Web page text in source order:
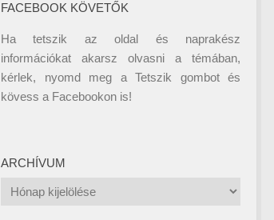
FACEBOOK KÖVETŐK
Ha tetszik az oldal és naprakész
információkat akarsz olvasni a témában,
kérlek, nyomd meg a Tetszik gombot és
kövess a Facebookon is!
ARCHÍVUM
Archívum